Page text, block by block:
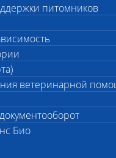
питомников
ветеринарной
Биосредой для